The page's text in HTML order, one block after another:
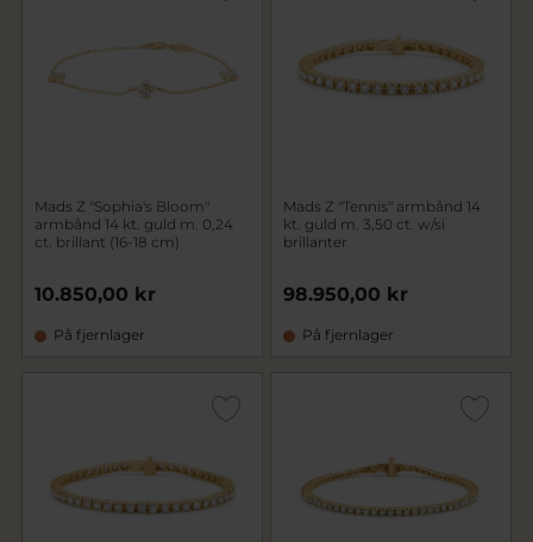
Mads Z "Sophia's Bloom"
armbånd 14 kt. guld m. 0,24
ct. brillant (16-18 cm)
10.850,00 kr
På fjernlager
Mads Z "Tennis" armbånd 14
kt. guld m. 3,50 ct. w/si
brillanter
98.950,00 kr
På fjernlager